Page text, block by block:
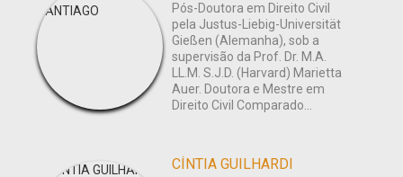
Pós-Doutora em Direito Civil
pela Justus-Liebig-Universität
Gießen (Alemanha), sob a
supervisão da Prof. Dr. M.A.
LL.M. S.J.D. (Harvard) Marietta
Auer. Doutora e Mestre em
Direito Civil Comparado...
CÍNTIA GUILHARDI